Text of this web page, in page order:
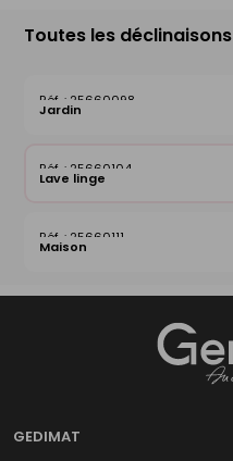
Toutes les déclinaisons
25660098
Jardin
25660104
Lave linge
25660111
Maison
GEDIMAT